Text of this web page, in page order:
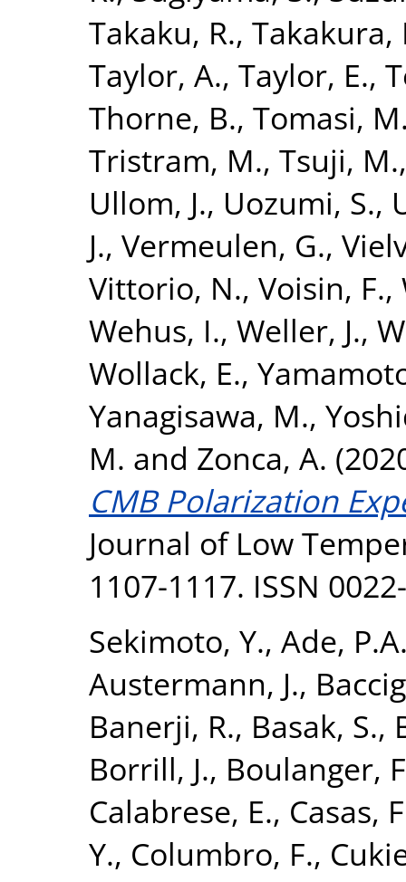
Takaku, R., Takakura,
Taylor, A., Taylor, E.,
Thorne, B., Tomasi,
Tristram, M., Tsuji, M.
Ullom, J., Uozumi, S.,
J., Vermeulen, G.,
Vittorio, N., Voisin, F.,
Wehus, I., Weller, J.,
Wollack, E.,
Yanagisawa, M.,
M. and Zonca, A.
CMB Polarization
Journal of Low
1107-1117. ISSN
Sekimoto, Y., Ade,
Austermann, J.,
Banerji, R., Basak, S.,
Borrill, J., Boulanger,
Calabrese, E., Casas,
Y., Columbro, F.,